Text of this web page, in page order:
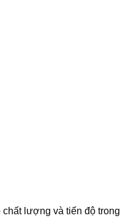
lượng và tiến độ trong